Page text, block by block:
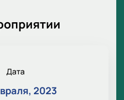
Дата
2023